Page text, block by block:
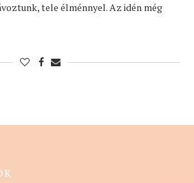
tele élménnyel. Az idén még